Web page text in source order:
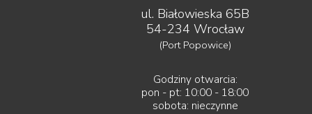
ul. Białowieska 65B
54-234 Wrocław
(Port Popowice)
Godziny otwarcia:
pon - pt: 10:00 - 18:00
sobota: nieczynne